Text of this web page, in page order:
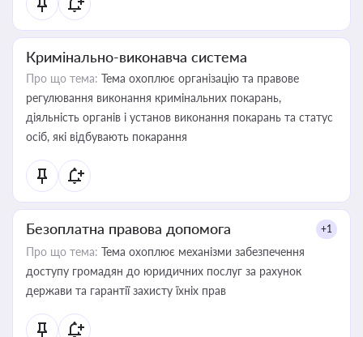
Кримінально-виконавча система
Про що тема: Тема охоплює організацію та правове
регулювання виконання кримінальних покарань,
діяльність органів і установ виконання покарань та статус
осіб, які відбувають покарання
Безоплатна правова допомога +1
Про що тема: Тема охоплює механізми забезпечення
доступу громадян до юридичних послуг за рахунок
держави та гарантії захисту їхніх прав